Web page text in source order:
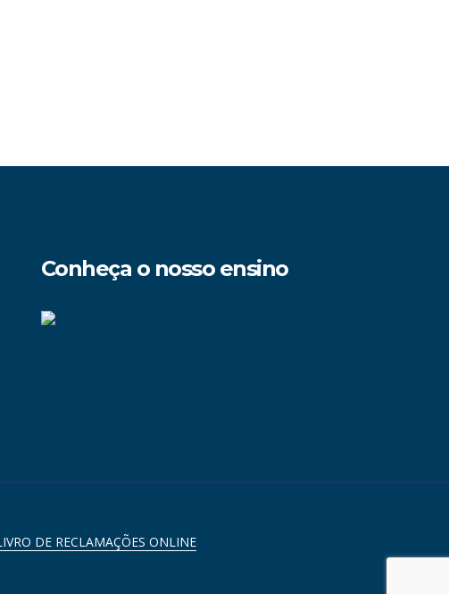
Conheça o nosso ensino
DE RECLAMAÇÕES ONLINE